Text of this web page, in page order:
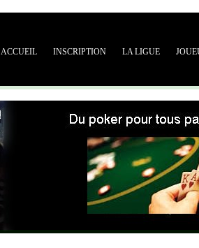
ACCUEIL INSCRIPTION LA LIGUE